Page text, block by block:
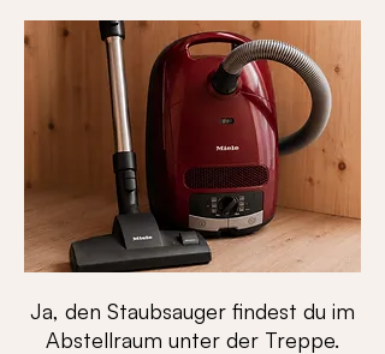
Ja, den Staubsauger findest du im
Abstellraum unter der Treppe.